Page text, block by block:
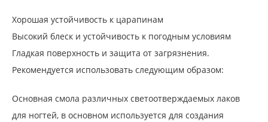
Хорошая устойчивость к царапинам
Высокий блеск и устойчивость к погодным условиям
Гладкая поверхность и защита от загрязнения.
Рекомендуется использовать следующим образом:
Основная смола различных светоотверждаемых лаков
для ногтей, в основном используется для создания